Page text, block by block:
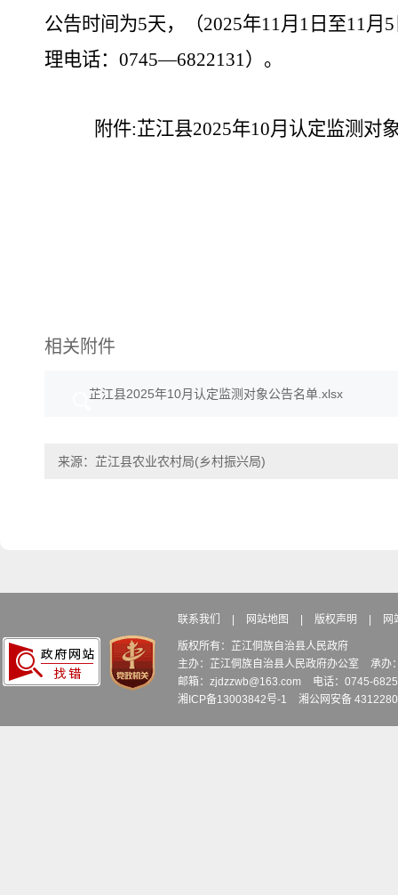
公告时间为5天，（2025年11月1日至11
理电话：0745—6822131） 。
附件:芷江县2025年10月认定监测对
相关附件
芷江县2025年10月认定监测对象公告名单.xlsx
来源：芷江县农业农村局(乡村振兴局)
联系我们 | 网站地图 | 版权声明 | 网
版权所有：芷江侗族自治县人民政府
主办：芷江侗族自治县人民政府办公室
承办
邮箱：zjdzzwb@163.com
电话：0745-
湘ICP备13003842号-1
湘公网安备